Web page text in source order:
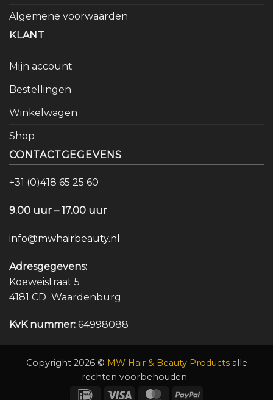
Algemene voorwaarden
KLANT
Mijn account
Bestellingen
Winkelwagen
Shop
CONTACTGEGEVENS
+31 (0)418 65 25 60
9.00 uur – 17.00 uur
info@mwhairbeauty.nl
Adresgegevens:
Koeweistraat 5
4181 CD Waardenburg
KvK nummer: 64998088
Copyright 2026 © MW Hair & Beauty Productsalle
rechten voorbehouden
IDeal
Visa MasterCardPayPal